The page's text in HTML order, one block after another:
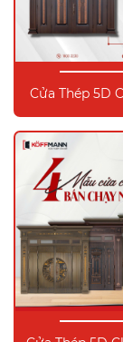
Cửa Thép 5D